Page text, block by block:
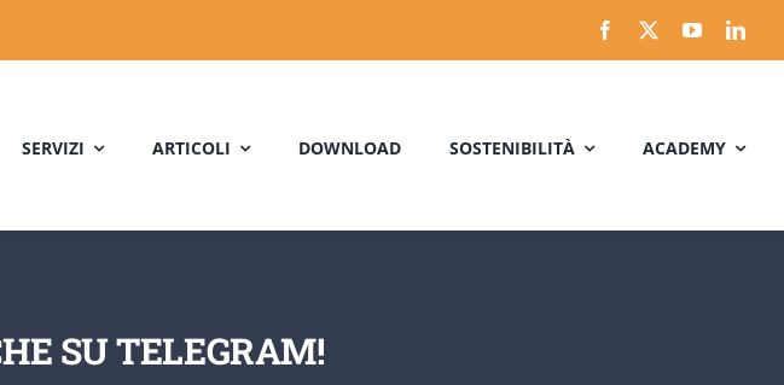
SERVIZI ARTICOLI DOWNLOAD SOSTENIBILITÀ ACADEMY
SU TELEGRAM!